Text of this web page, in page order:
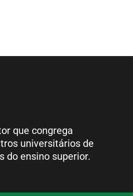
que congrega
universitários de
do ensino superior.